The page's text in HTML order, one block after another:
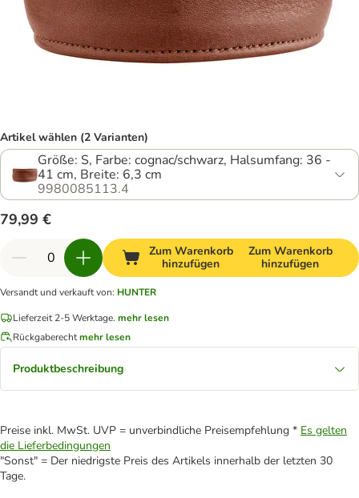
Artikel wählen (2 Varianten)
Größe: S, Farbe: cognac/schwarz, Halsumfang: 36 -
41 cm, Breite: 6,3 cm
9980085113.4
79,99 €
Zum Warenkorb
hinzufügen
Zum Warenkorb
hinzufügen
Versandt und verkauft von: HUNTER
Lieferzeit 2-5 Werktage. mehr lesen
Rückgaberechtmehr lesen
Produktbeschreibung
Preise inkl. MwSt. UVP = unverbindliche Preisempfehlung * Es gelten
die Lieferbedingungen
"Sonst" = Der niedrigste Preis des Artikels innerhalb der letzten 30
Tage.